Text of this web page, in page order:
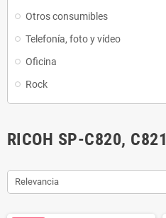
Otros consumibles
Telefonía, foto y vídeo
Oficina
Rock
RICOH SP-C820, C821
Relevancia